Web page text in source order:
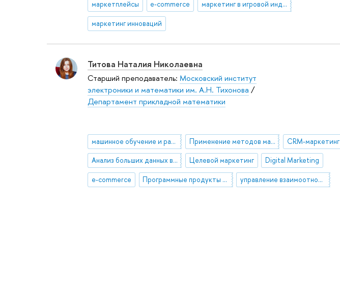
маркетплейсы e-commerce маркетинг в игровой индустрии
маркетинг инноваций
Титова Наталия Николаевна
Старший преподаватель: Московский институт
электроники и математики им. А.Н. Тихонова /
Департамент прикладной математики
машинное обучение и разработка данных (data mining) Применение методов машинного обучения в бизнесе CRM-маркетинг
Анализ больших данных в бизнесе, экономике и обществе Целевой маркетинг Digital Marketing
e-commerce Программные продукты SAS управление взаимоотношениями с клиентами